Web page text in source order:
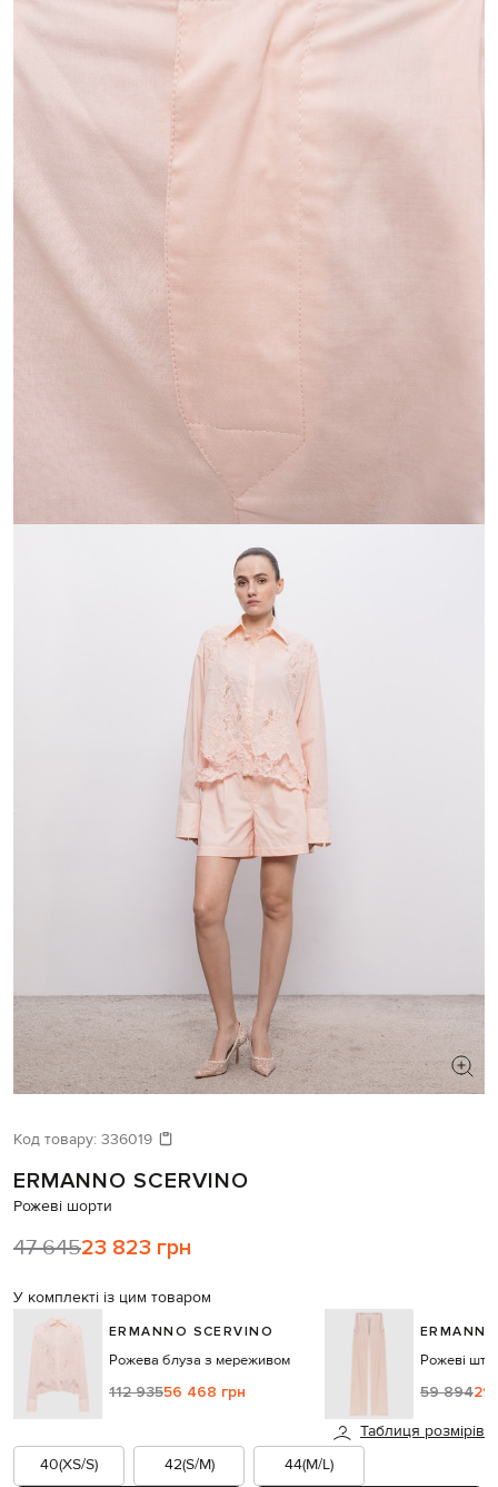
Давайте підберемо щось ще
Код товару: 336019
ERMANNO SCERVINO
Рожеві шорти
47 64523 823 грн
У комплекті із цим товаром
ERMANNO SCERVINO
Рожева блуза з мереживом
112 93556 468 грн
Рожеві
59 89429
Таблиця розмірів
40(XS/S)
42(S/M) 44(M/L)